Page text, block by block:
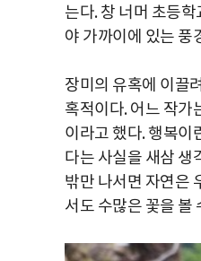
는다. 창 너머 초등
야 가까이에 있는 풍
장미의 유혹에 이끌
혹적이다. 어느 작가
이라고 했다. 행복이
다는 사실을 새삼 생
밖만 나서면 자연은
서도 수많은 꽃을 볼